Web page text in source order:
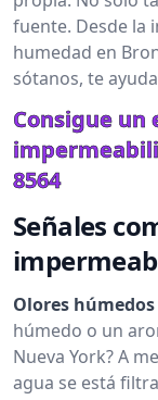
fuente. Desde la
humedad en
sótanos, te
Consigue un
8564
Señales
Olores
húmedo o un
Nueva York? A
agua se está